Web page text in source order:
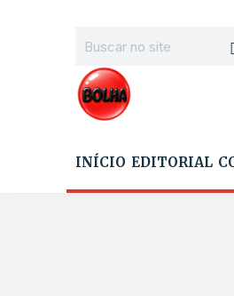
INÍCIO EDITORIAL